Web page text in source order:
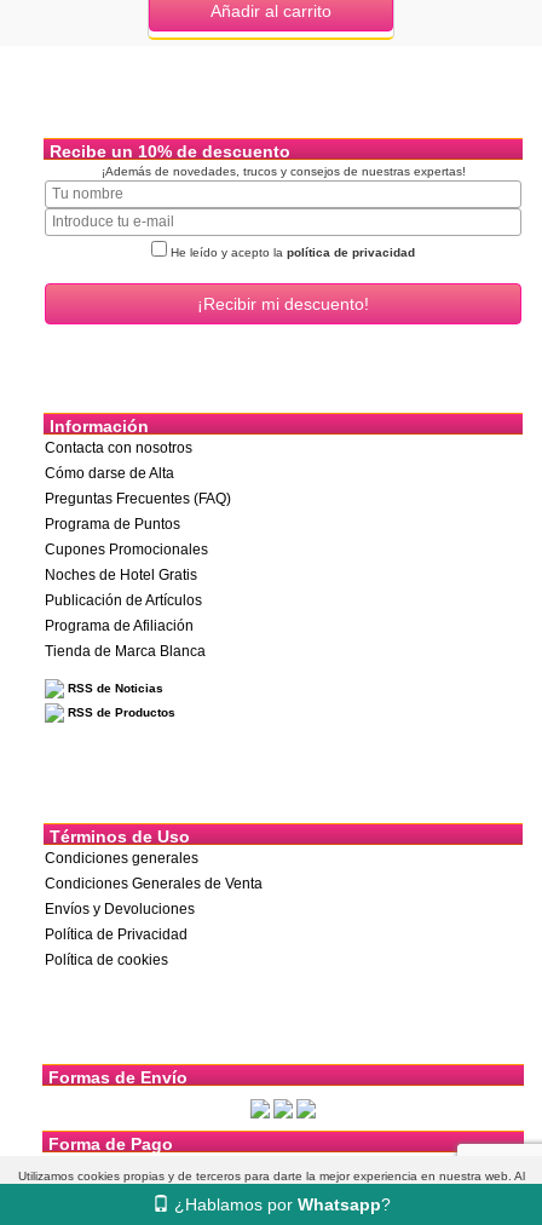
Añadir al carrito
Recibe un 10% de descuento
¡Además de novedades, trucos y consejos de nuestras expertas!
He leído y acepto la política de privacidad
Información
Contacta con nosotros
Cómo darse de Alta
Preguntas Frecuentes (FAQ)
Programa de Puntos
Cupones Promocionales
Noches de Hotel Gratis
Publicación de Artículos
Programa de Afiliación
Tienda de Marca Blanca
RSS de Noticias
RSS de Productos
Términos de Uso
Condiciones generales
Condiciones Generales de Venta
Envíos y Devoluciones
Política de Privacidad
Política de cookies
Formas de Envío
Forma de Pago
¿Hablamos por Whatsapp?
Utilizamos cookies propias y de terceros para darte la mejor experiencia en nuestra web. Al
navegar aceptas su uso.
Más información